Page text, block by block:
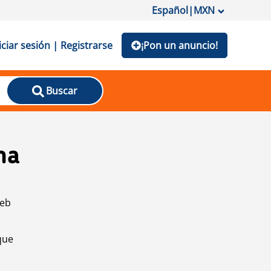
Español|MXN
sesión | Registrarse ¡Pon un anuncio!
Buscar